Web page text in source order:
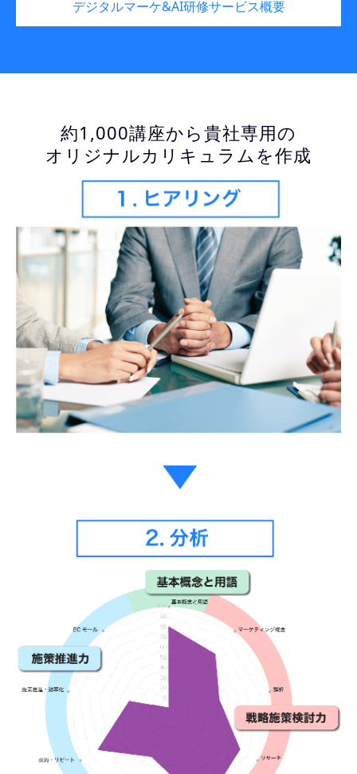
デジタルマーケ&AI研修サービス概要
約1,000講座から貴社専用の
オリジナルカリキュラムを作成